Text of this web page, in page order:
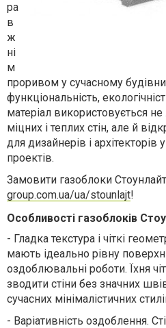
ра
в
ж
ні
м
проривом у сучасному
функціональність,
матеріал використовується
міцних і теплих стін, але й
для дизайнерів і архітекторів
проектів.
Замовити газоблоки
group.com.ua/ua/stounlajt!
Особливості газоблоків
- Гладка текстура і чіткі
мають ідеально рівну
оздоблювальні роботи. Їхня
зводити стіни без значних
сучасних мінімалістичних
- Варіативність оздоблення.